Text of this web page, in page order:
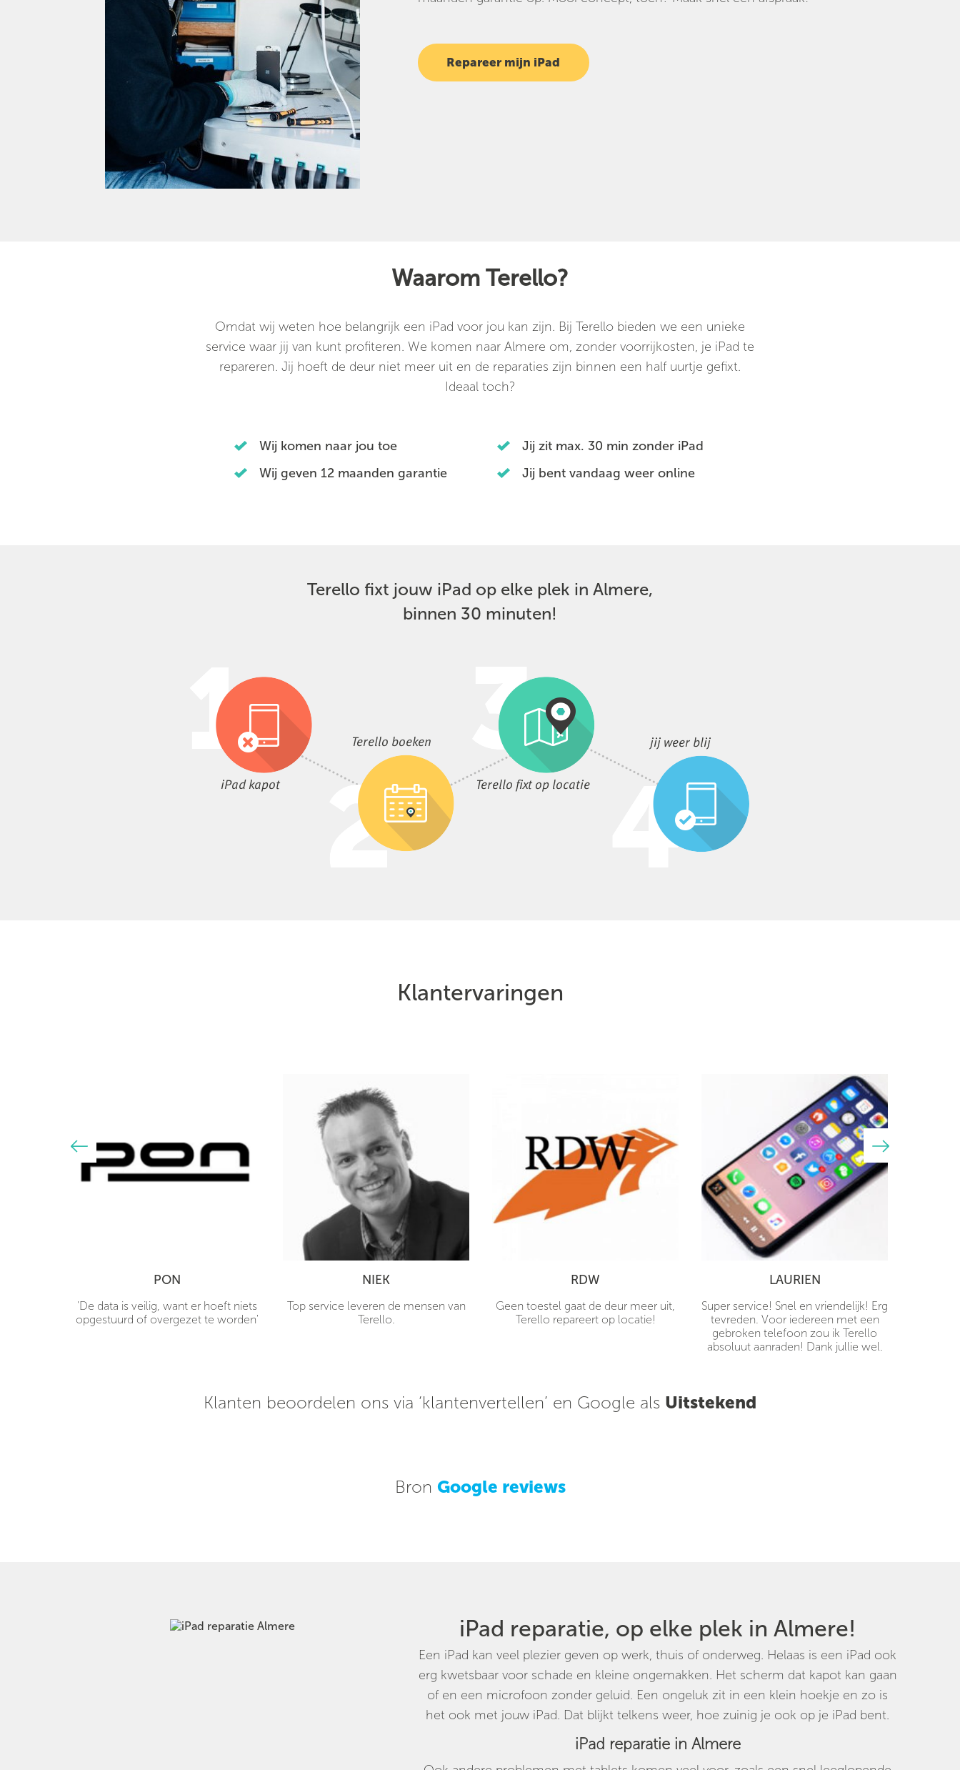
Repareer mijn iPad
Waarom Terello?
Omdat wij weten hoe belangrijk een iPad voor jou kan zijn. Bij Terello bieden we een unieke
service waar jij van kunt profiteren. We komen naar Almere om, zonder voorrijkosten, je iPad te
repareren. Jij hoeft de deur niet meer uit en de reparaties zijn binnen een half uurtje gefixt.
Ideaal toch?
Wij komen naar jou toe
Jij zit max. 30 min zonder iPad
Wij geven 12 maanden garantie
Jij bent vandaag weer online
Terello fixt jouw iPad op elke plek in Almere,
binnen 30 minuten!
iPad kapot
Terello boeken
Terello fixt op locatie
jij weer blij
Klantervaringen
PON
'De data is veilig, want er hoeft niets
opgestuurd of overgezet te worden'
NIEK
Top service leveren de mensen van
Terello.
RDW
Geen toestel gaat de deur meer uit,
Terello repareert op locatie!
LAURIEN
Super service! Snel en vriendelijk! Erg
tevreden. Voor iedereen met een
gebroken telefoon zou ik Terello
absoluut aanraden! Dank jullie wel.
Klanten beoordelen ons via ‘klantenvertellen’ en Google als Uitstekend
Bron Google reviews
iPad reparatie, op elke plek in Almere!
Een iPad kan veel plezier geven op werk, thuis of onderweg. Helaas is een iPad ook
erg kwetsbaar voor schade en kleine ongemakken. Het scherm dat kapot kan gaan
of en een microfoon zonder geluid. Een ongeluk zit in een klein hoekje en zo is
het ook met jouw iPad. Dat blijkt telkens weer, hoe zuinig je ook op je iPad bent.
iPad reparatie in Almere